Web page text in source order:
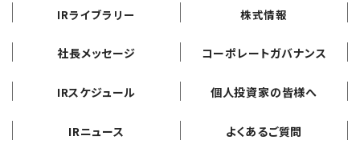
IRライブラリー 株式情報
社長メッセージ コーポレートガバナンス
IRスケジュール 個人投資家の皆様へ
IRニュース よくあるご質問